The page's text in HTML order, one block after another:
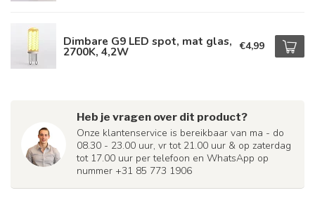
Dimbare G9 LED spot, mat glas,
2700K, 4,2W €4,99
Heb je vragen over dit product?
Onze klantenservice is bereikbaar van ma - do
08.30 - 23.00 uur, vr tot 21.00 uur & op zaterdag
tot 17.00 uur per telefoon en WhatsApp op
nummer +31 85 773 1906